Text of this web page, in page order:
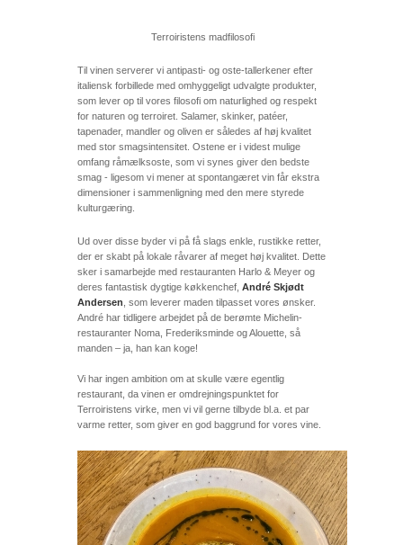
Terroiristens madfilosofi
Til vinen serverer vi antipasti- og oste-tallerkener efter
italiensk forbillede med omhyggeligt udvalgte produkter,
som lever op til vores filosofi om naturlighed og respekt
for naturen og terroiret. Salamer, skinker, patéer,
tapenader, mandler og oliven er således af høj kvalitet
med stor smagsintensitet. Ostene er i videst mulige
omfang råmælksoste, som vi synes giver den bedste
smag - ligesom vi mener at spontangæret vin får ekstra
dimensioner i sammenligning med den mere styrede
kulturgæring.
Ud over disse byder vi på få slags enkle, rustikke retter,
der er skabt på lokale råvarer af meget høj kvalitet. Dette
sker i samarbejde med restauranten Harlo & Meyer og
deres fantastisk dygtige køkkenchef, André Skjødt
Andersen , som leverer maden tilpasset vores ønsker.
André har tidligere arbejdet på de berømte Michelin-
restauranter Noma, Frederiksminde og Alouette, så
manden – ja, han kan koge!
Vi har ingen ambition om at skulle være egentlig
restaurant, da vinen er omdrejningspunktet for
Terroiristens virke, men vi vil gerne tilbyde bl.a. et par
varme retter, som giver en god baggrund for vores vine.